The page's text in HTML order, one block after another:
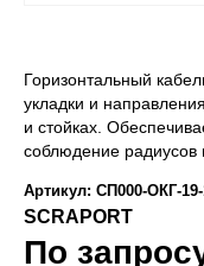
Горизонтальный
укладки и
и стойках.
соблюдение радиусов
Артикул: СП000-ОКГ-
SCRAPORT
По